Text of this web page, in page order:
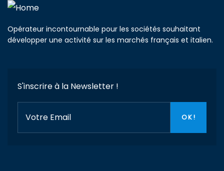
Opérateur incontournable pour les sociétés souhaitant
développer une activité sur les marchés français et italien.
S'inscrire à la Newsletter !